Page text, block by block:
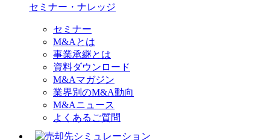
セミナー・ナレッジ
セミナー
M&Aとは
事業承継とは
資料ダウンロード
M&Aマガジン
業界別のM&A動向
M&Aニュース
よくあるご質問